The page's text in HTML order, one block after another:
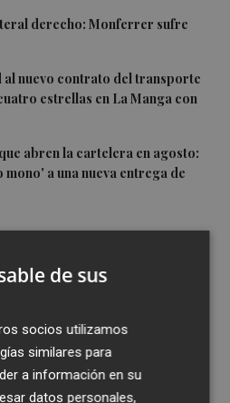
derecho: Monferrer sufre
al nuevo contrato del transporte
estrellas en La Manga con
abren la cartelera en agosto:
a una nueva entrega de
de sus
socios utilizamos
similares para
a información en su
datos personales,